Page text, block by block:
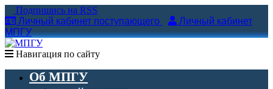
Подпишись на RSS
Личный кабинет поступающего
Личный кабинет
МПГУ
Навигация по сайту
Об МПГУ